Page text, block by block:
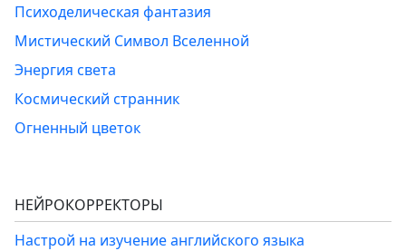
Психоделическая фантазия
Мистический Символ Вселенной
Энергия света
Космический странник
Огненный цветок
НЕЙРОКОРРЕКТОРЫ
Настрой на изучение английского языка